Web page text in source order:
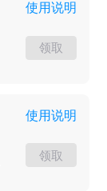
使用说明
领取
使用说明
领取